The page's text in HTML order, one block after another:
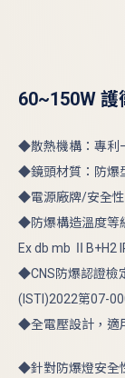
60~150W
◆散熱機構：專利
◆鏡頭材質：防爆
◆電源廠牌/安全
◆防爆構造溫度等
Ex db mb ⅡB+H2
◆CNS防爆認證檢
(ISTI)2022第07-
◆全電壓設計，適
◆針對防爆燈安全